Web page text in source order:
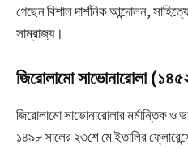
গেছেন বিশাল দার্শনিক আন্দোলন,
সাম্রাজ্য।
জিরোলামো সাভোনারোলা
জিরোলামো সাভোনারোলার মর্মান্তিক ও
১৪৯৮ সালের ২৩শে মে ইতালির